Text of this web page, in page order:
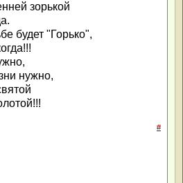
зорькой
будет "Горько",
нужно,
#